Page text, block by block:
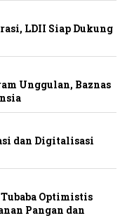
LDII Siap Dukung
Unggulan, Baznas
dan Digitalisasi
Optimistis
Pangan dan